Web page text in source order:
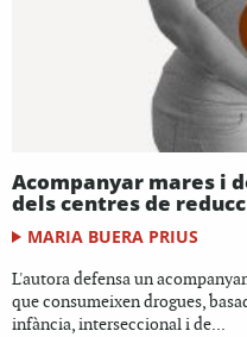
Acompanyar mares i
dels centres de
MARIA BUERA PRIUS
L'autora defensa un
que consumeixen drogues,
infància, interseccional i de...